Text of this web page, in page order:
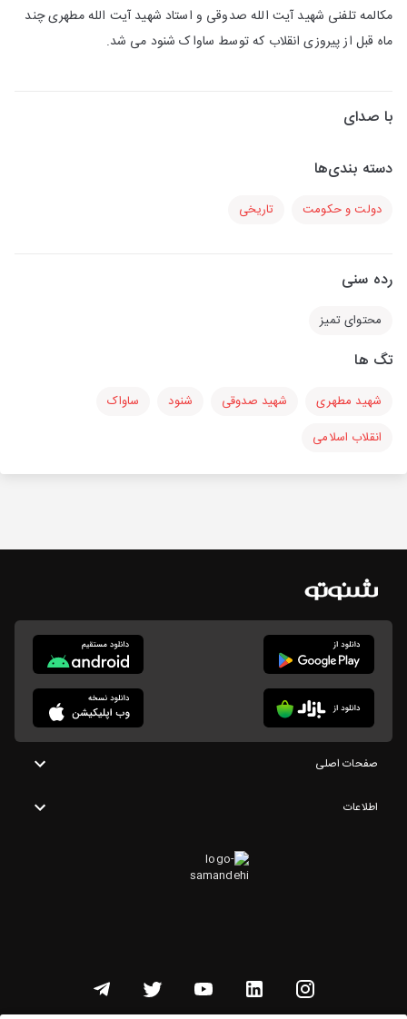
مکالمه تلفنی شهید آیت الله صدوقی و استاد شهید آیت الله مطهری چند
ماه قبل از پیروزی انقلاب که توسط ساواک شنود می شد.
با صدای
دسته بندی‌ها
دولت و حکومت تاریخی
رده سنی
محتوای تمیز
تگ ها
شهید مطهری شهید صدوقی شنود
ساواک
انقلاب اسلامی
صفحات اصلی
اطلاعات